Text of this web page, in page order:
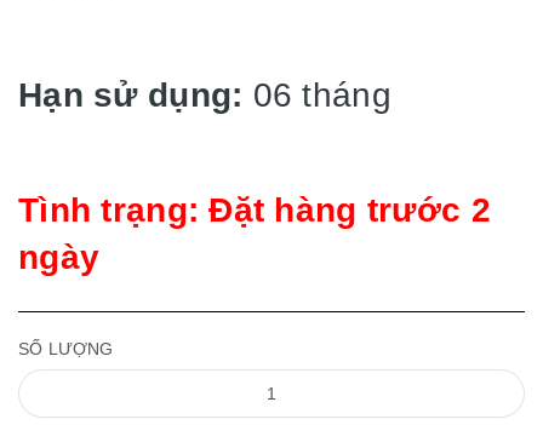
Hạn sử dụng: 06 tháng
Tình trạng: Đặt hàng trước 2
ngày
SỐ LƯỢNG